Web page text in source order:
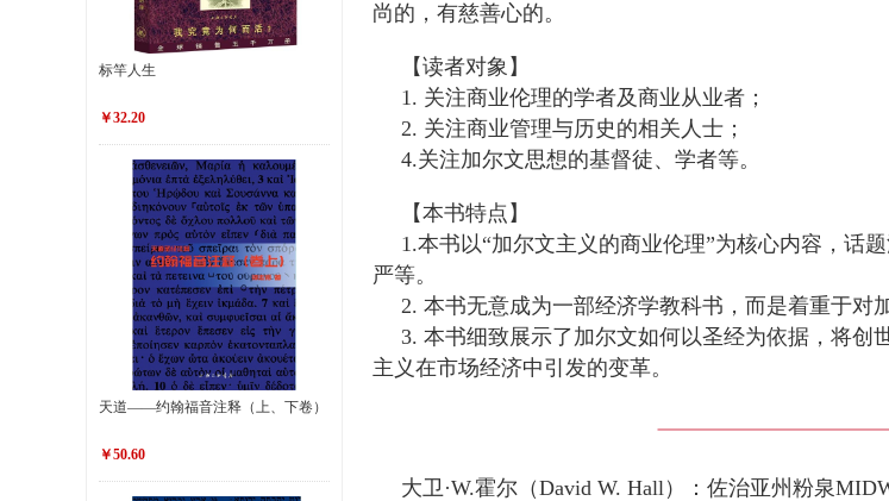
标竿人生
￥32.20
天道——约翰福音注释（上、下卷）
￥50.60
尚的，有慈善心的。
【读者对象】
1. 关注商业伦理的学者及商业从业者；
2. 关注商业管理与历史的相关人士；
4.关注加尔文思想的基督徒、学者等。
【本书特点】
1.本书以“加尔文主义的商业伦理”为核心内容，话
严等。
2. 本书无意成为一部经济学教科书，而是着重于对
3. 本书细致展示了加尔文如何以圣经为依据，将
主义在市场经济中引发的变革。
大卫·W.霍尔（David W. Hall）：佐治亚州粉泉